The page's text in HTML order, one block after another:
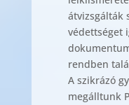
átvizsgálták
védettséget
rendben
A szikrázó
megálltunk